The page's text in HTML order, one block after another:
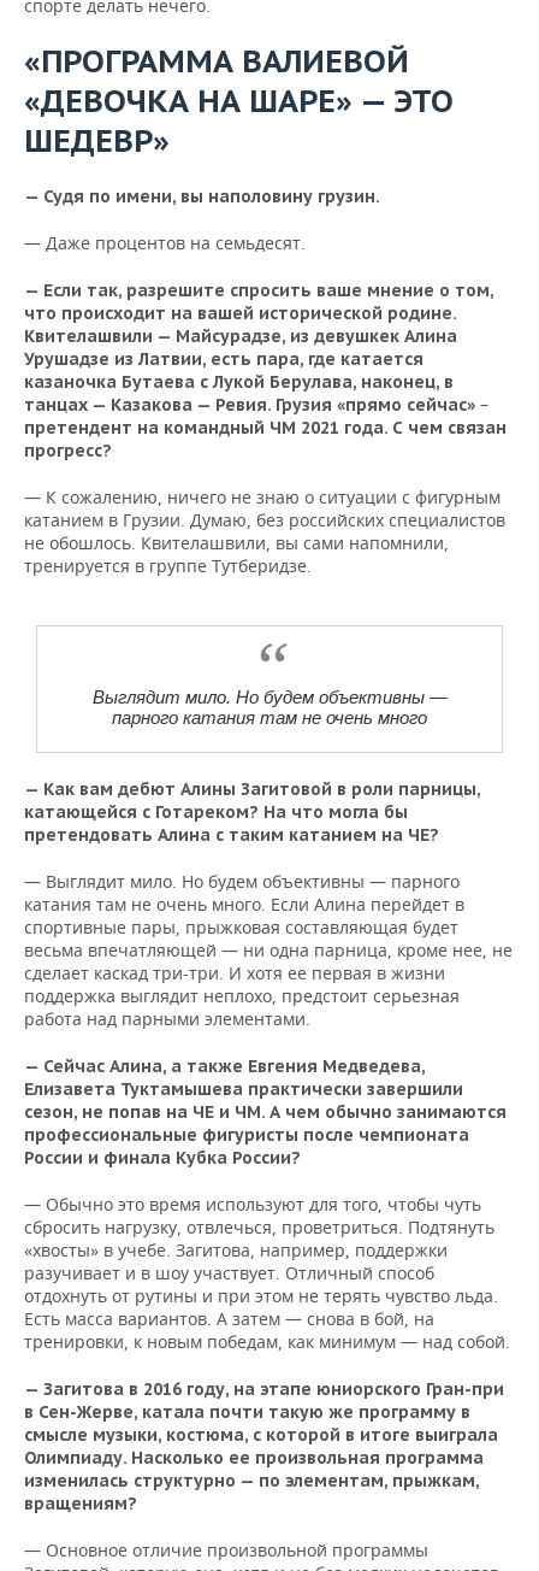
спорте делать нечего.
«ПРОГРАММА ВАЛИЕВОЙ
«ДЕВОЧКА НА ШАРЕ» — ЭТО
ШЕДЕВР»
— Судя по имени, вы наполовину грузин.
— Даже процентов на семьдесят.
— Если так, разрешите спросить ваше мнение о том,
что происходит на вашей исторической родине.
Квителашвили — Майсурадзе, из девушкек Алина
Урушадзе из Латвии, есть пара, где катается
казаночка Бутаева с Лукой Берулава, наконец, в
танцах — Казакова — Ревия. Грузия «прямо сейчас» –
претендент на командный ЧМ 2021 года. С чем связан
прогресс?
— К сожалению, ничего не знаю о ситуации с фигурным
катанием в Грузии. Думаю, без российских специалистов
не обошлось. Квителашвили, вы сами напомнили,
тренируется в группе Тутберидзе.
Выглядит мило. Но будем объективны —
парного катания там не очень много
— Как вам дебют Алины Загитовой в роли парницы,
катающейся с Готареком? На что могла бы
претендовать Алина с таким катанием на ЧЕ?
— Выглядит мило. Но будем объективны — парного
катания там не очень много. Если Алина перейдет в
спортивные пары, прыжковая составляющая будет
весьма впечатляющей — ни одна парница, кроме нее, не
сделает каскад три-три. И хотя ее первая в жизни
поддержка выглядит неплохо, предстоит серьезная
работа над парными элементами.
— Сейчас Алина, а также Евгения Медведева,
Елизавета Туктамышева практически завершили
сезон, не попав на ЧЕ и ЧМ. А чем обычно занимаются
профессиональные фигуристы после чемпионата
России и финала Кубка России?
— Обычно это время используют для того, чтобы чуть
сбросить нагрузку, отвлечься, проветриться. Подтянуть
«хвосты» в учебе. Загитова, например, поддержки
разучивает и в шоу участвует. Отличный способ
отдохнуть от рутины и при этом не терять чувство льда.
Есть масса вариантов. А затем — снова в бой, на
тренировки, к новым победам, как минимум — над собой.
— Загитова в 2016 году, на этапе юниорского Гран-при
в Сен-Жерве, катала почти такую же программу в
смысле музыки, костюма, с которой в итоге выиграла
Олимпиаду. Насколько ее произвольная программа
изменилась структурно — по элементам, прыжкам,
вращениям?
— Основное отличие произвольной программы